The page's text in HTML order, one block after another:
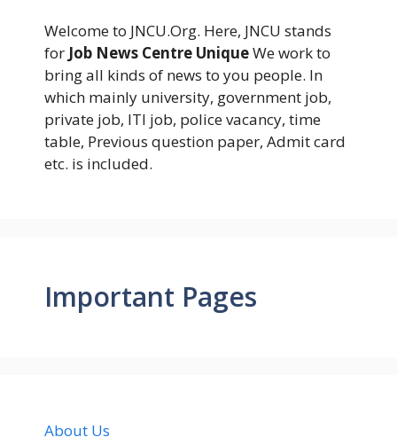
Welcome to JNCU.Org. Here, JNCU stands
for Job News Centre UniqueWe work to
bring all kinds of news to you people. In
which mainly university, government job,
private job, ITI job, police vacancy, time
table, Previous question paper, Admit card
etc. is included.
Important Pages
About Us